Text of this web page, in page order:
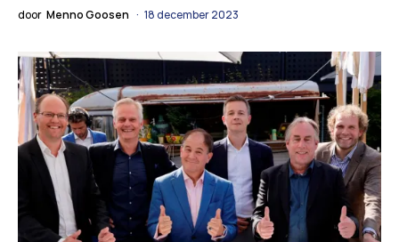
door Menno Goosen 18 december 2023